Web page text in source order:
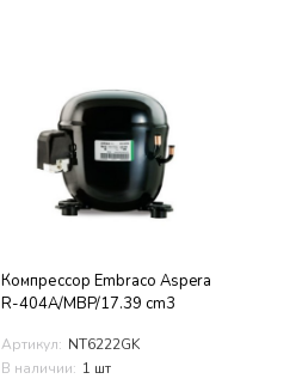
Компрессор Embraco Aspera
R-404A/MBP/17.39 cm3
Артикул: NT6222GK
В наличии: 1 шт